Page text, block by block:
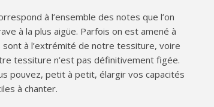
à l’ensemble des notes que l’on
à la plus aigüe. Parfois on est amené à
à l’extrémité de notre tessiture, voire
tessiture n’est pas définitivement figée.
pouvez, petit à petit, élargir vos capacités
à chanter.